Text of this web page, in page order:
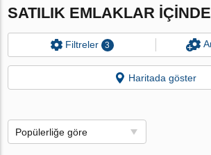
SATILIK EMLAKLAR
Filtreler 3
Haritada göster
Popülerliğe göre